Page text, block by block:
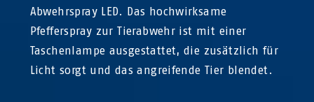
Abwehrspray LED. Das hochwirksame
Pfefferspray zur Tierabwehr ist mit einer
Taschenlampe ausgestattet, die zusätzlich für
Licht sorgt und das angreifende Tier blendet.